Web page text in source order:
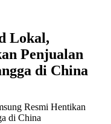
Lokal,
Penjualan
di China